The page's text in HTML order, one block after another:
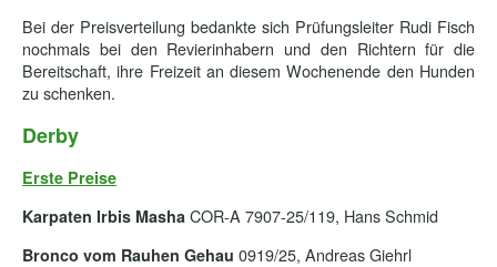
Bei der Preisverteilung bedankte sich Prüfungsleiter Rudi Fisch
nochmals bei den Revierinhabern und den Richtern für die
Bereitschaft, ihre Freizeit an diesem Wochenende den Hunden
zu schenken.
Derby
Erste Preise
Karpaten Irbis Masha COR-A 7907-25/119, Hans Schmid
Bronco vom Rauhen Gehau 0919/25, Andreas Giehrl